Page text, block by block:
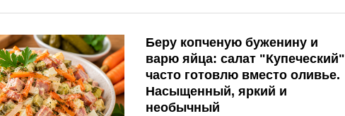
Беру копченую буженину и
варю яйца: салат "Купеческий"
часто готовлю вместо оливье.
Насыщенный, яркий и
необычный